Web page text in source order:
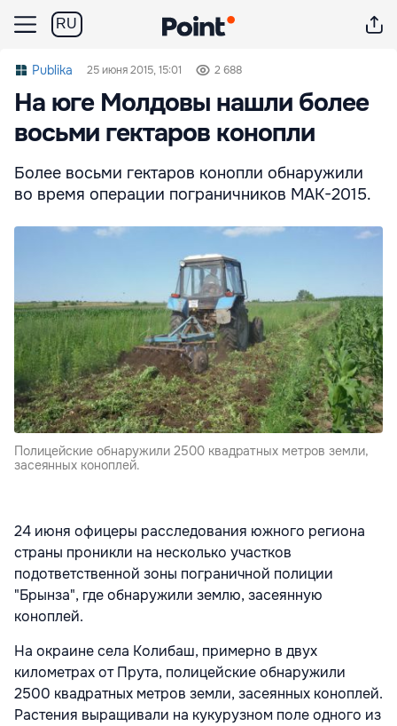
RU
Publika 25 июня 2015, 15:01 2 688
На юге Молдовы нашли более
восьми гектаров конопли
Более восьми гектаров конопли обнаружили
во время операции пограничников МАК-2015.
Полицейские обнаружили 2500 квадратных метров земли,
засеянных коноплей.
24 июня офицеры расследования южного региона
страны проникли на несколько участков
подответственной зоны пограничной полиции
"Брынза", где обнаружили землю, засеянную
коноплей.
На окраине села Колибаш, примерно в двух
километрах от Прута, полицейские обнаружили
2500 квадратных метров земли, засеянных коноплей.
Растения выращивали на кукурузном поле одного из